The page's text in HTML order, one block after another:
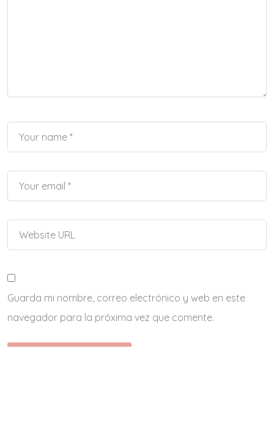
Guarda mi nombre, correo electrónico y web en este
navegador para la próxima vez que comente.